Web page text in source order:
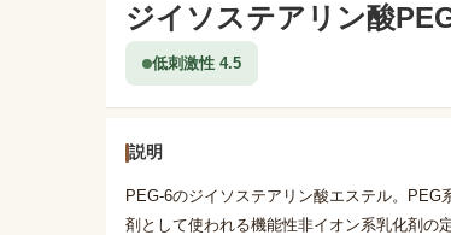
ジイソステアリン酸
低刺激性 4.5
説明
PEG-6のジイソステアリン酸エステル。
剤として使われる機能性非イオン系乳化剤の